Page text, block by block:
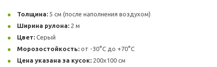
Толщина: 5 см (после наполнения воздухом)
Ширина рулона: 2 м
Цвет: Серый
Морозостойкость: от -30°C до +70°C
Цена указана за кусок: 200х100 см